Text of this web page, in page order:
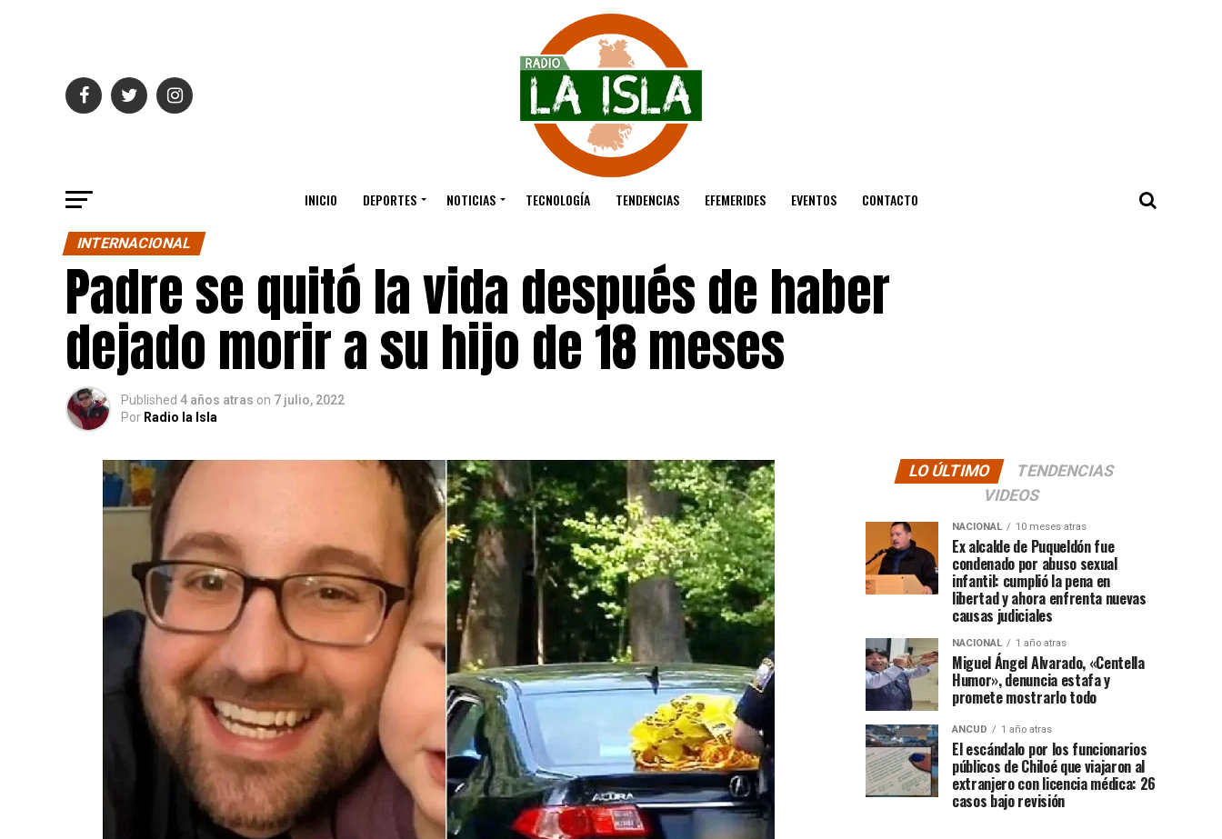
INICIO DEPORTES NOTICIAS TECNOLOGÍA TENDENCIAS EFEMERIDES EVENTOS CONTACTO
INTERNACIONAL
Padre se quitó la vida después de haber
dejado morir a su hijo de 18 meses
Published 4 años atras on 7 julio, 2022
Por Radio la Isla
LO ÚLTIMO
TENDENCIAS
VIDEOS
NACIONAL 10 meses atras
Ex alcalde de Puqueldón fue
condenado por abuso sexual
infantil: cumplió la pena en
libertad y ahora enfrenta nuevas
causas judiciales
NACIONAL 1 año atras
Miguel Ángel Alvarado, «Centella
Humor», denuncia estafa y
promete mostrarlo todo
ANCUD 1 año atras
El escándalo por los funcionarios
públicos de Chiloé que viajaron al
extranjero con licencia médica: 26
casos bajo revisión